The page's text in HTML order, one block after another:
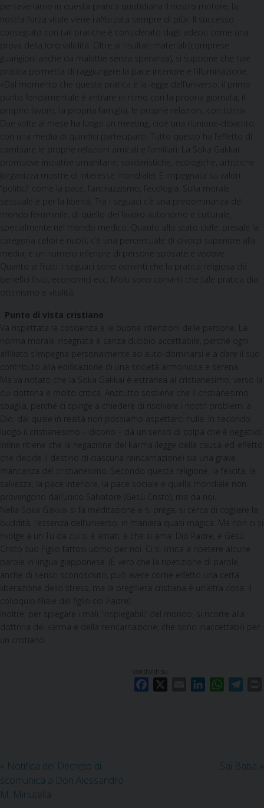
perseveriamo in questa pratica quotidiana il nostro motore, la
nostra forza vitale viene rafforzata sempre di più». Il successo
conseguito con tali pratiche è considerato dagli adepti come una
prova della loro validità. Oltre ai risultati materiali (comprese
guarigioni anche da malattie senza speranza), si suppone che tale
pratica permetta di raggiungere la pace interiore e l’illuminazione:
«Dal momento che questa pratica è la legge dell’universo, il primo
punto fondamentale è entrare in ritmo con la propria giornata, il
proprio lavoro, la propria famiglia, le proprie relazioni, con tutto».
Due volte al mese ha luogo un meeting, cioè una riunione-dibattito,
con una media di quindici partecipanti. Tutto questo ha l’effetto di
cambiare le proprie relazioni amicali e familiari. La Soka Gakkai
promuove iniziative umanitarie, solidaristiche, ecologiche, artistiche
(organizza mostre di interesse mondiale). È impegnata su valori
“politici” come la pace, l’antirazzismo, l’ecologia. Sulla morale
sessuale è per la libertà. Tra i seguaci c’è una predominanza del
mondo femminile, di quello del lavoro autonomo e culturale,
specialmente nel mondo medico. Quanto allo stato civile: prevale la
categoria celibi e nubili; c’è una percentuale di divorzi superiore alla
media, e un numero inferiore di persone sposate e vedove.
Quanto ai frutti: i seguaci sono convinti che la pratica religiosa dà
benefìci fisici, economici ecc. Molti sono convinti che tale pratica dia
ottimismo e vitalità.
Punto di vista cristiano
Va rispettata la coscienza e le buone intenzioni delle persone. La
norma morale insegnata è senza dubbio accettabile, perché ogni
affiliato s’impegna personalmente ad auto-dominarsi e a dare il suo
contributo alla edificazione di una società armoniosa e serena.
Ma va notato che la Soka Gakkai è estranea al cristianesimo, verso la
cui dottrina è molto critica. Anzitutto sostiene che il cristianesimo
sbaglia, perché ci spinge a chiedere di risolvere i nostri problemi a
Dio, dal quale in realtà non possiamo aspettarci nulla. In secondo
luogo il cristianesimo – dicono – dà un senso di colpa che è negativo.
Infine ritiene che la negazione del karma (legge della causa-ed-effetto
che decide il destino di ciascuna reincarnazione) sia una grave
mancanza del cristianesimo. Secondo questa religione, la felicità, la
salvezza, la pace interiore, la pace sociale e quella mondiale non
provengono dall’unico Salvatore (Gesù Cristo), ma da noi.
Nella Soka Gakkai si fa meditazione e si prega, si cerca di cogliere la
buddità, l’essenza dell’universo, in maniera quasi magica. Ma non ci si
rivolge a un Tu da cui si è amati, e che si ama: Dio Padre, e Gesù
Cristo suo Figlio fattosi uomo per noi. Ci si limita a ripetere alcune
parole in lingua giapponese. (È vero che la ripetizione di parole,
anche di senso sconosciuto, può avere come effetto una certa
liberazione dello stress, ma la preghiera cristiana è un’altra cosa: il
colloquio filiale del figlio col Padre).
Inoltre, per spiegare i mali “inspiegabili” del mondo, si ricorre alla
dottrina del karma e della reincarnazione, che sono inaccettabili per
un cristiano.
condividi su
W
p
a
« Notifica del Decreto di
scomunica a Don Alessandro
M. Minutella
Sai Baba »